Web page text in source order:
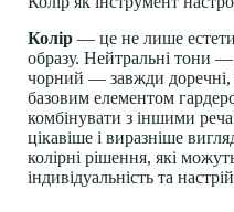
Колір — це не лише
образу. Нейтральні тони
чорний — завжди доречні,
базовим елементом
комбінувати з іншими
цікавіше і виразніше
колірні рішення, які
індивідуальність та